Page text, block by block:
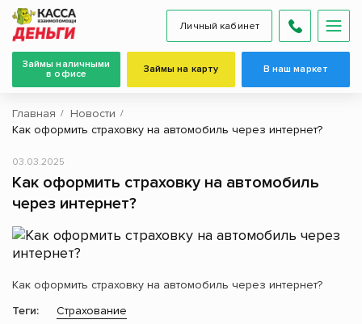
Личный кабинет
Займы наличными
в офисе
Займы на карту В наш маркет
Главная
Новости
Как оформить страховку на автомобиль через интернет?
Как оформить страховку на автомобиль
через интернет?
03.03.2025
Как оформить страховку на автомобиль через интернет?
Теги:
Страхование